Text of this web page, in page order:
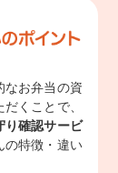
なお弁当の資
くことで、
り確認サービ
の特徴・違い